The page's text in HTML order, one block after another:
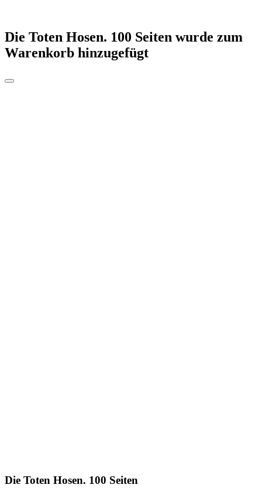
Die Toten Hosen. 100 Seiten wurde zum
Warenkorb hinzugefügt
Die Toten Hosen. 100 Seiten